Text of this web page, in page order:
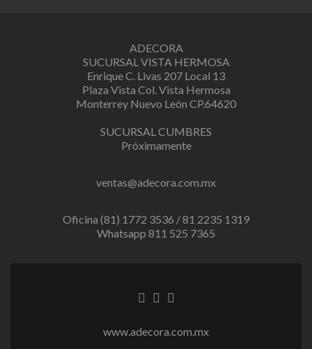
ADECORA
SUCURSAL VISTA HERMOSA
Enrique C. Livas 207 Local 13
Plaza Vista Col. Vista Hermosa
Monterrey Nuevo León CP.64620
SUCURSAL CUMBRES
Próximamente
ventas@adecora.com.mx
Oficina (81) 1772 3536 / 81 2235 1319
Whatsapp 811 525 7365
Facebook
Twitter
Instagram
www.adecora.com.mx